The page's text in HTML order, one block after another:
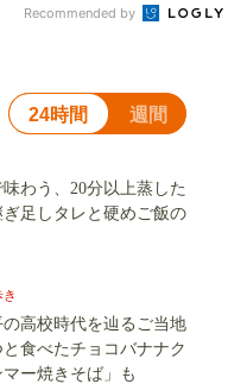
Recommended by
24時間 週間
わう、20分以上蒸した
足しタレと硬めご飯の
高校時代を辿るご当地
食べたチョコバナナク
ー焼きそば」も